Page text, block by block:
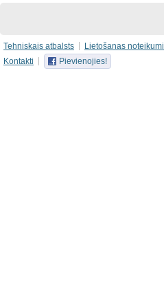
Tehniskais atbalsts Lietošanas noteikumi
Kontakti
Pievienojies!